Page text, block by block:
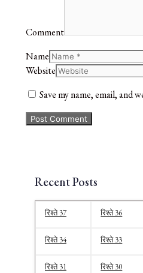
Comment
Name
Website
Save my name, email, and
Recent Posts
रिश्ते 37 रिश्ते 36
रिश्ते 34 रिश्ते 33
रिश्ते 31 रिश्ते 30